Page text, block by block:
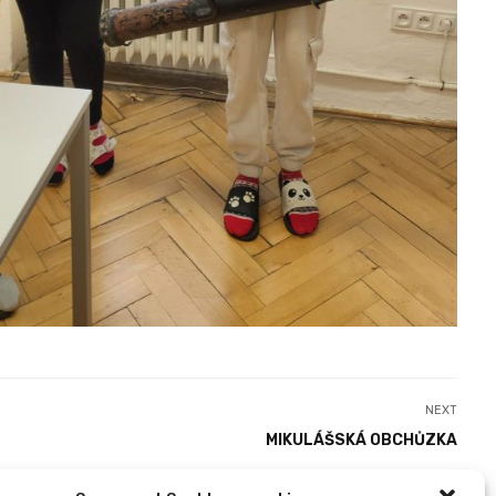
NEXT
MIKULÁŠSKÁ OBCHŮZKA